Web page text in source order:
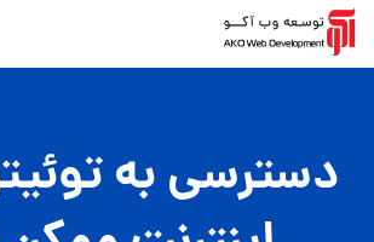
دسترسی به